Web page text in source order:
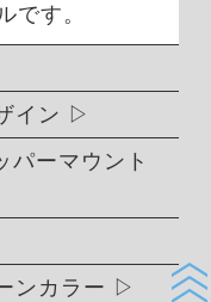
です。
イン
パーマウント
ンカラー